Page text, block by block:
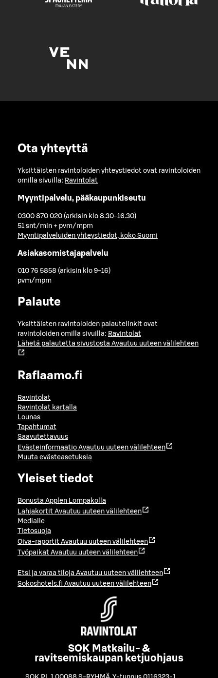
Ota yhteyttä
Yksittäisten ravintoloiden yhteystiedot ovat ravintoloiden
omilla sivuilla: Ravintolat
Myyntipalvelu, pääkaupunkiseutu
0300 870 020 (arkisin klo 8.30-16.30)
51 snt/min + pvm/mpm
Myyntipalveluiden yhteystiedot, koko Suomi
Asiakasomistajapalvelu
010 76 5858 (arkisin klo 9-16)
pvm/mpm
Palaute
Yksittäisten ravintoloiden palautelinkit ovat
ravintoloiden omilla sivuilla: Ravintolat
Lähetä palautetta sivustosta Avautuu uuteen välilehteen
Raflaamo.fi
Ravintolat
Ravintolat kartalla
Lounas
Tapahtumat
Saavutettavuus
Evästeinformaatio Avautuu uuteen välilehteen
Muuta evästeasetuksia
Yleiset tiedot
Bonusta Applen Lompakolla
Lahjakortit Avautuu uuteen välilehteen
Medialle
Tietosuoja
Oiva-raportit Avautuu uuteen välilehteen
Työpaikat Avautuu uuteen välilehteen
Etsi ja varaa tiloja Avautuu uuteen välilehteen
Sokoshotels.fi Avautuu uuteen välilehteen
SOK Matkailu- &
ravitsemiskaupan ketjuohjaus